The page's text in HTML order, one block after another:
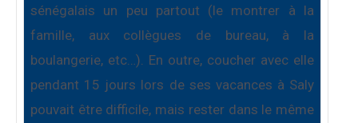
sénégalais un peu partout (le montrer à la
famille, aux collègues de bureau, à la
boulangerie, etc…). En outre, coucher avec elle
pendant 15 jours lors de ses vacances à Saly
pouvait être difficile, mais rester dans le même